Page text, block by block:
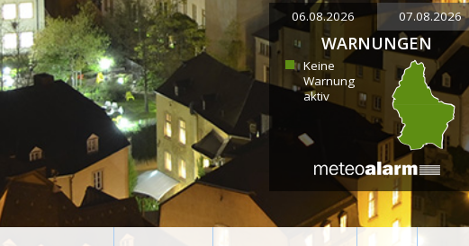
06.08.2026 07.08.2026
WARNUNGEN
Keine
Warnung
aktiv